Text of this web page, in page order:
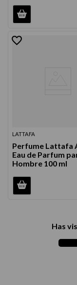
LATTAFA
Perfume Lattafa
Eau de Parfum
Hombre 100 ml
Has